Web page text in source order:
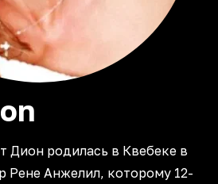
Дион родилась в Квебеке в
Рене Анжелил, которому 12-